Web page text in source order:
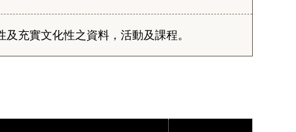
充實文化性之資料，活動及課程。